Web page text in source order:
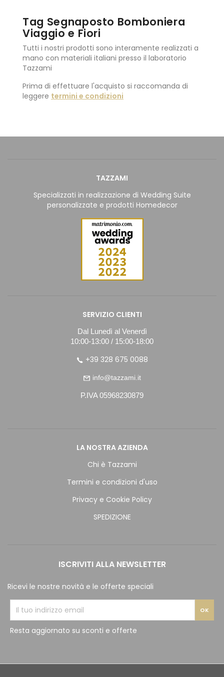
Tag Segnaposto Bomboniera
Viaggio e Fiori
Tutti i nostri prodotti sono interamente realizzati a
mano con materiali italiani presso il laboratorio
Tazzami
Prima di effettuare l'acquisto si raccomanda di
leggere termini e condizioni
TAZZAMI
Specializzati in realizzazione di Wedding Suite
personalizzate e prodotti Homedecor
SERVIZIO CLIENTI
Dal Lunedì al Venerdì
10:00-13:00 / 15:00-18:00
+39 328 675 0088
info@tazzami.it
P.IVA 05968230879
LA NOSTRA AZIENDA
Chi è Tazzami
Termini e condizioni d'uso
Privacy e Cookie Policy
SPEDIZIONE
ISCRIVITI ALLA NEWSLETTER
Ricevi le nostre novità e le offerte speciali
Resta aggiornato su sconti e offerte